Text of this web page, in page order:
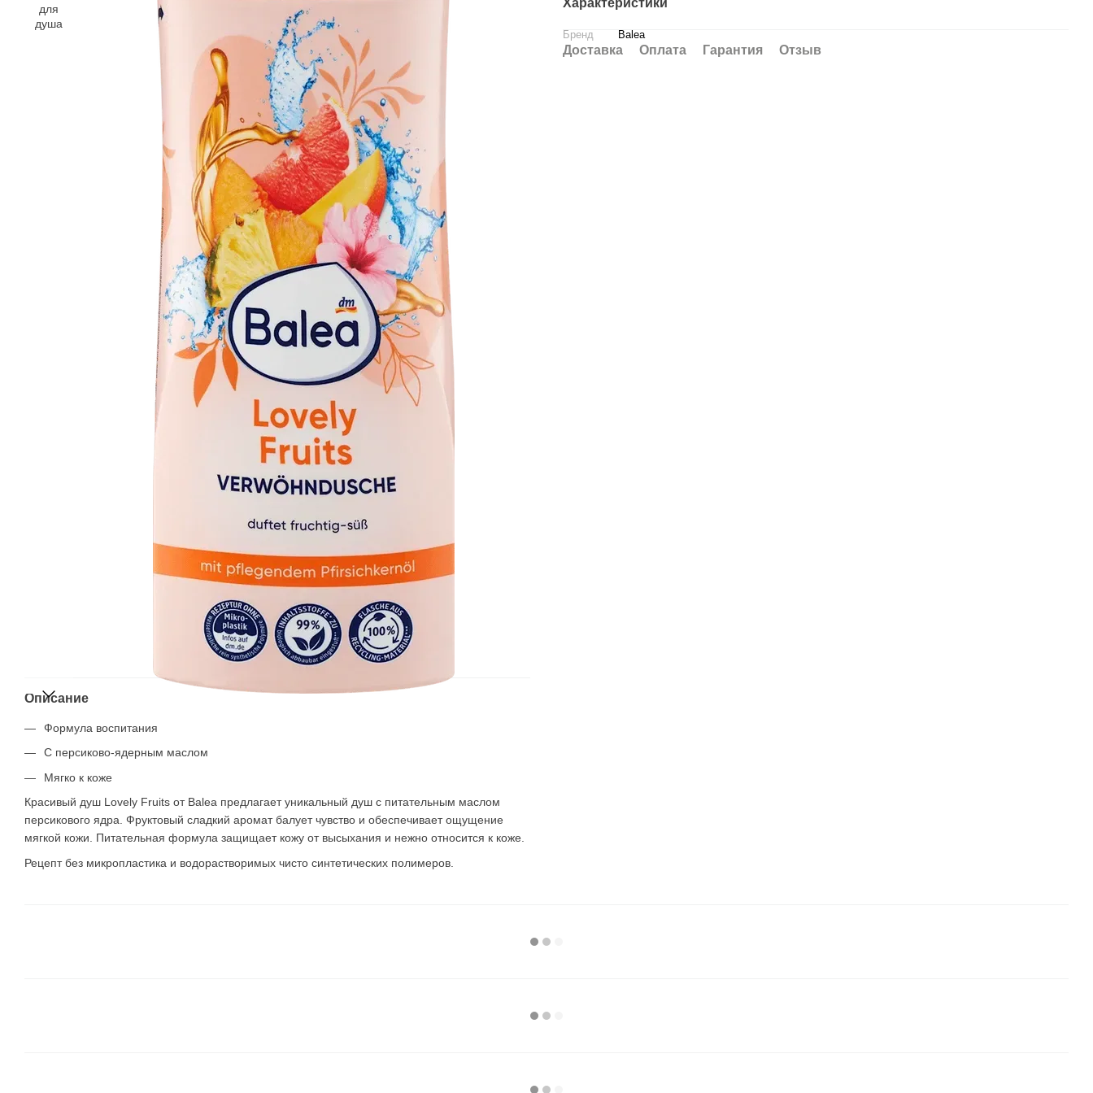
Описание
Формула воспитания
С персиково-ядерным маслом
Мягко к коже
Красивый душ Lovely Fruits от Balea предлагает уникальный душ с питательным маслом
персикового ядра. Фруктовый сладкий аромат балует чувство и обеспечивает ощущение
мягкой кожи. Питательная формула защищает кожу от высыхания и нежно относится к коже.
Рецепт без микропластика и водорастворимых чисто синтетических полимеров.
Характеристики
Бренд Balea
Доставка Оплата Гарантия Отзыв